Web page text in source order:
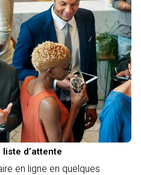
d’attente
en ligne en quelques